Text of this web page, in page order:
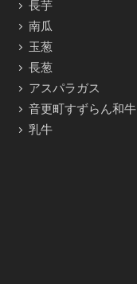
長芋
南瓜
玉葱
長葱
アスパラガス
音更町すずらん和牛
乳牛